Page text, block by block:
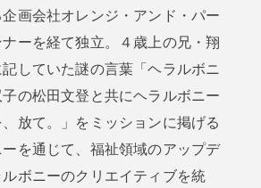
画会社オレンジ・アンド・パー
ナーを経て独立。４歳上の兄・翔
していた謎の言葉「ヘラルボニ
の松田文登と共にヘラルボニー
放て。」をミッションに掲げる
を通じて、福祉領域のアップデ
ボニーのクリエイティブを統